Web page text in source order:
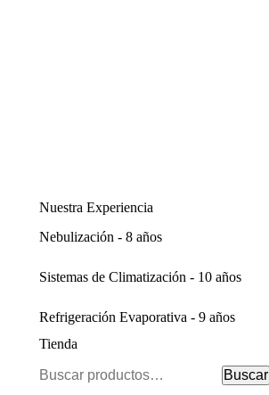
Nuestra Experiencia
Nebulización - 8 años
Sistemas de Climatización - 10 años
Refrigeración Evaporativa - 9 años
Tienda
Buscar
Buscar